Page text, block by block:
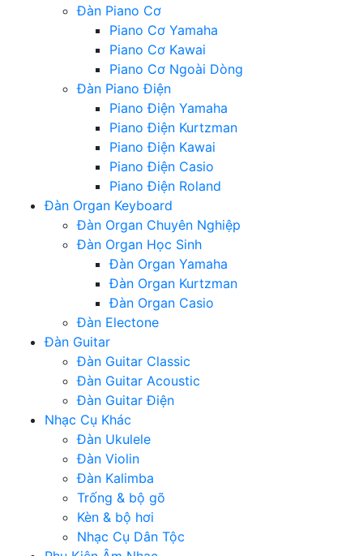
Đàn Piano Cơ
Piano Cơ Yamaha
Piano Cơ Kawai
Piano Cơ Ngoài Dòng
Đàn Piano Điện
Piano Điện Yamaha
Piano Điện Kurtzman
Piano Điện Kawai
Piano Điện Casio
Piano Điện Roland
Đàn Organ Keyboard
Đàn Organ Chuyên Nghiệp
Đàn Organ Học Sinh
Đàn Organ Yamaha
Đàn Organ Kurtzman
Đàn Organ Casio
Đàn Electone
Đàn Guitar
Đàn Guitar Classic
Đàn Guitar Acoustic
Đàn Guitar Điện
Nhạc Cụ Khác
Đàn Ukulele
Đàn Violin
Đàn Kalimba
Trống & bộ gõ
Kèn & bộ hơi
Nhạc Cụ Dân Tộc